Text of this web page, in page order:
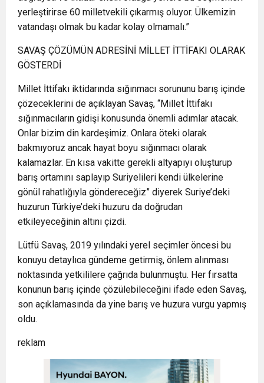
yerleştirirse 60 milletvekili çıkarmış oluyor. Ülkemizin
vatandaşı olmak bu kadar kolay olmamalı.”
SAVAŞ ÇÖZÜMÜN ADRESİNİ MİLLET İTTİFAKI OLARAK
GÖSTERDİ
Millet İttifakı iktidarında sığınmacı sorununu barış içinde
çözeceklerini de açıklayan Savaş, “Millet İttifakı
sığınmacıların gidişi konusunda önemli adımlar atacak.
Onlar bizim din kardeşimiz. Onlara öteki olarak
bakmıyoruz ancak hayat boyu sığınmacı olarak
kalamazlar. En kısa vakitte gerekli altyapıyı oluşturup
barış ortamını saplayıp Suriyelileri kendi ülkelerine
gönül rahatlığıyla göndereceğiz” diyerek Suriye’deki
huzurun Türkiye’deki huzuru da doğrudan
etkileyeceğinin altını çizdi.
Lütfü Savaş, 2019 yılındaki yerel seçimler öncesi bu
konuyu detaylıca gündeme getirmiş, önlem alınması
noktasında yetkililere çağrıda bulunmuştu. Her fırsatta
konunun barış içinde çözülebileceğini ifade eden Savaş,
son açıklamasında da yine barış ve huzura vurgu yapmış
oldu.
reklam